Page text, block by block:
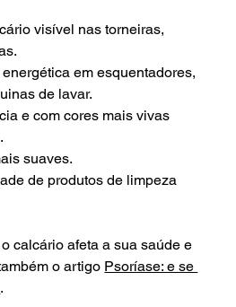
visível nas torneiras,
em esquentadores,
de lavar.
e com cores mais vivas
suaves.
de produtos de limpeza
calcário afeta a sua saúde e
o artigo Psoríase: e se
.